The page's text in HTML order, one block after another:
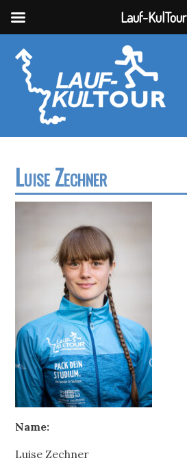
Luise Zechner
Name:
Luise Zechner
Lauf-KulTour